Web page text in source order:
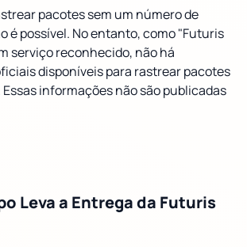
pacotes sem um número de
é possível. No entanto, como "Futuris
serviço reconhecido, não há
disponíveis para rastrear pacotes
informações não são publicadas
Leva a Entrega da Futuris